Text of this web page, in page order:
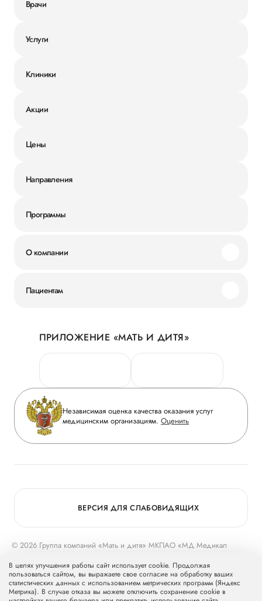
Врачи
Услуги
Клиники
Акции
Цены
Направления
Программы
О компании
Новости
Руководство
Сотрудничество
Инвесторам
Журнал «Мать и дитя»
Вакансии
Медицинский туризм
Пациентам
Личный кабинет
Персональные данные
Горячая линия качества
Вопрос-ответ
Приложение пациента
Статьи
ПРИЛОЖЕНИЕ «МАТЬ И ДИТЯ»
Независимая оценка качества оказания услуг
медицинским организациям. Оценить
© 2026 Группа компаний «Мать и дитя» МКПАО «МД Медикал
Группу компаний «Мать и дитя».
ВЕРСИЯ ДЛЯ СЛАБОВИДЯЩИХ
В целях улучшения работы сайт использует cookie. Продолжая
пользоваться сайтом, вы выражаете свое согласие на обработку ваших
статистических данных с использованием метрических программ (Яндекс
Метрика). В случае отказа вы можете отключить сохранение cookie в